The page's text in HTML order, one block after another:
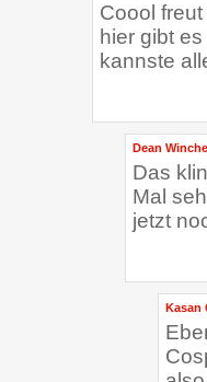
Coool
hier gibt
kannste
Dean
Das
Mal
jetzt
Kasan